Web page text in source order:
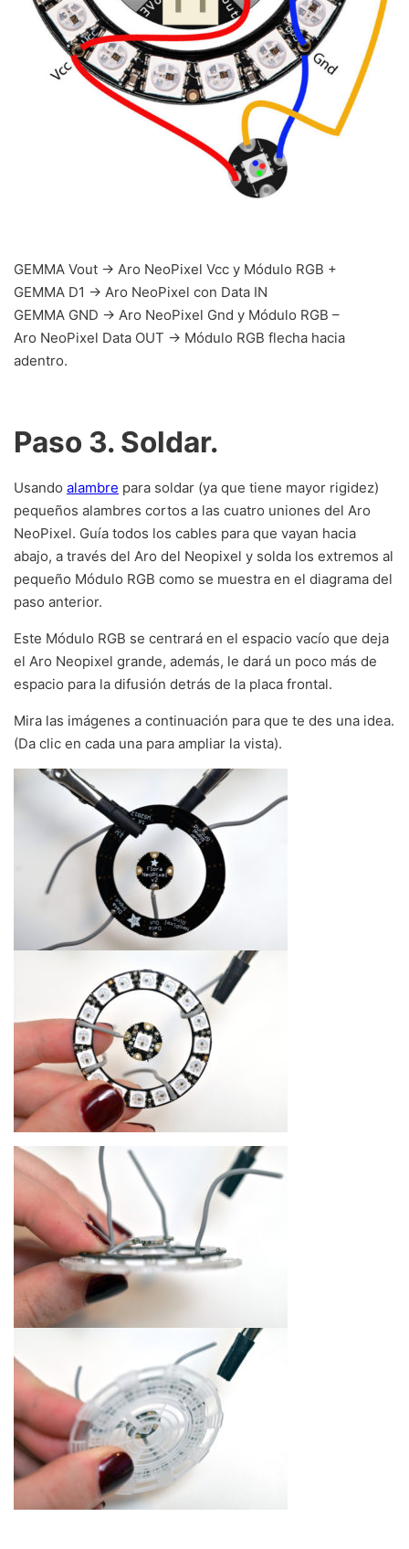
GEMMA Vout -> Aro NeoPixel Vcc y Módulo RGB +
GEMMA D1 -> Aro NeoPixel con Data IN
GEMMA GND -> Aro NeoPixel Gnd y Módulo RGB –
Aro NeoPixel Data OUT -> Módulo RGB flecha hacia
adentro.
Paso 3. Soldar.
Usando alambre para soldar (ya que tiene mayor rigidez)
pequeños alambres cortos a las cuatro uniones del Aro
NeoPixel. Guía todos los cables para que vayan hacia
abajo, a través del Aro del Neopixel y solda los extremos al
pequeño Módulo RGB como se muestra en el diagrama del
paso anterior.
Este Módulo RGB se centrará en el espacio vacío que deja
el Aro Neopixel grande, además, le dará un poco más de
espacio para la difusión detrás de la placa frontal.
Mira las imágenes a continuación para que te des una idea.
(Da clic en cada una para ampliar la vista).